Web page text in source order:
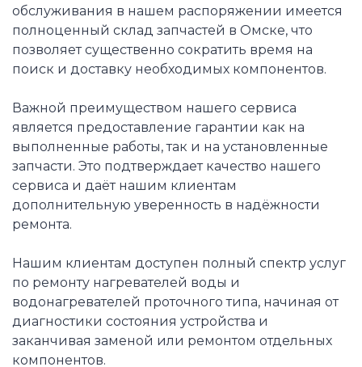
обслуживания в нашем распоряжении имеется
полноценный склад запчастей в Омске, что
позволяет существенно сократить время на
поиск и доставку необходимых компонентов.
Важной преимуществом нашего сервиса
является предоставление гарантии как на
выполненные работы, так и на установленные
запчасти. Это подтверждает качество нашего
сервиса и даёт нашим клиентам
дополнительную уверенность в надёжности
ремонта.
Нашим клиентам доступен полный спектр услуг
по ремонту нагревателей воды и
водонагревателей проточного типа, начиная от
диагностики состояния устройства и
заканчивая заменой или ремонтом отдельных
компонентов.